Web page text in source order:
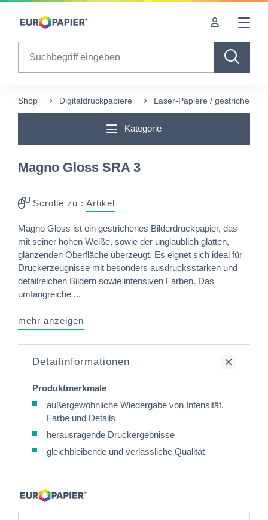
Table Of Content
Diese Produkte könnten Sie auch interessieren
Shop Digitaldruckpapiere Laser-Papiere / gestrichen
Kategorie
Magno Gloss SRA 3
Scrolle zu : Artikel
Magno Gloss ist ein gestrichenes Bilderdruckpapier, das
mit seiner hohen Weiße, sowie der unglaublich glatten,
glänzenden Oberfläche überzeugt. Es eignet sich ideal für
Druckerzeugnisse mit besonders ausdrucksstarken und
detailreichen Bildern sowie intensiven Farben. Das
umfangreiche ...
mehr anzeigen
Detailinformationen
Produktmerkmale
außergewöhnliche Wiedergabe von Intensität,
Farbe und Details
herausragende Druckergebnisse
gleichbleibende und verlässliche Qualität